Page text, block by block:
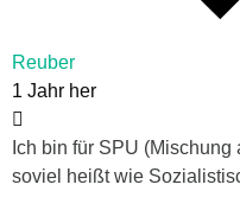
Reuber
1 Jahr her
Ich bin für SPU
soviel heißt wie